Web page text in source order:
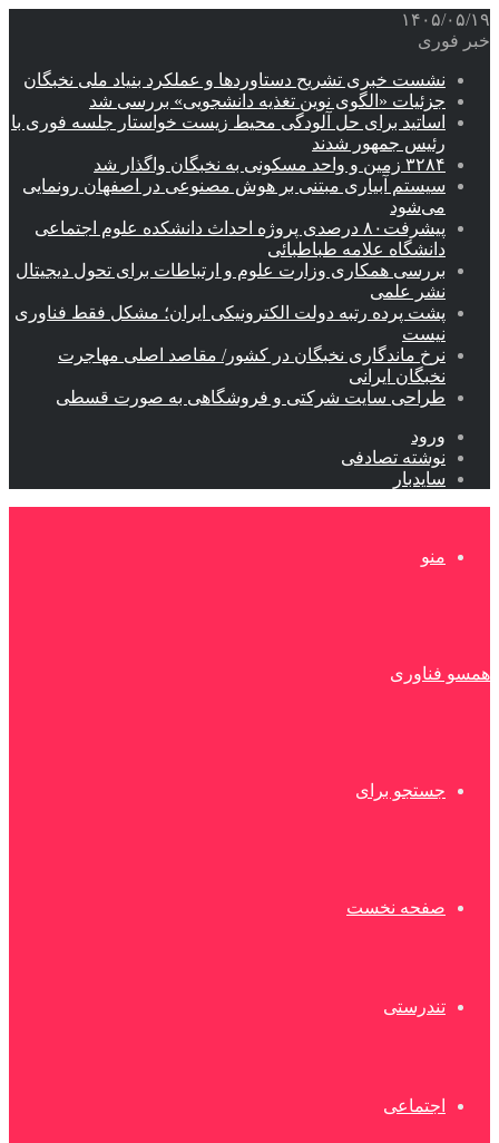
۱۴۰۵/۰۵/۱۹
خبر فوری
نشست خبری تشریح دستاوردها و عملکرد بنیاد ملی نخبگان
جزئیات «الگوی نوین تغذیه دانشجویی» بررسی شد
اساتید برای حل آلودگی محیط زیست خواستار جلسه فوری با
رئیس جمهور شدند
۳۲۸۴ زمین و واحد مسکونی به نخبگان واگذار شد
سیستم آبیاری مبتنی بر هوش مصنوعی در اصفهان رونمایی
می‌شود
پیشرفت۸۰ درصدی پروژه احداث دانشکده علوم اجتماعی
دانشگاه علامه طباطبائی
بررسی همکاری وزارت علوم و ارتباطات برای تحول دیجیتال
نشر علمی
پشت پرده رتبه دولت الکترونیکی ایران؛ مشکل فقط فناوری
نیست
نرخ ماندگاری نخبگان در کشور/ مقاصد اصلی مهاجرت
نخبگان ایرانی
طراحی سایت شرکتی و فروشگاهی به صورت قسطی
ورود
نوشته تصادفی
سایدبار
منو
همسو فناوری
جستجو برای
صفحه نخست
تندرستی
اجتماعی